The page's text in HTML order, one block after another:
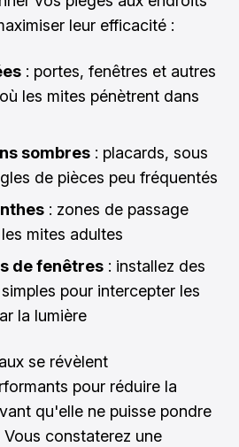
leur efficacité :
: portes, fenêtres et autres
les mites pénètrent dans
sombres : placards, sous
de pièces peu fréquentés
: zones de passage
mites adultes
de fenêtres : installez des
pour intercepter les
la lumière
se révèlent
pour réduire la
qu'elle ne puisse pondre
constaterez une